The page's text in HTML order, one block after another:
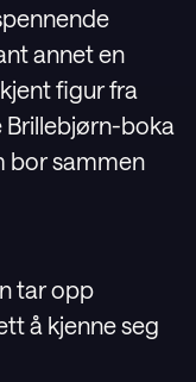
annet en
figur fra
Brillebjørn-boka
bor sammen
tar opp
å kjenne seg